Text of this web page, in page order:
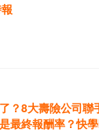
？8大壽險公司聯
最終報酬率？快